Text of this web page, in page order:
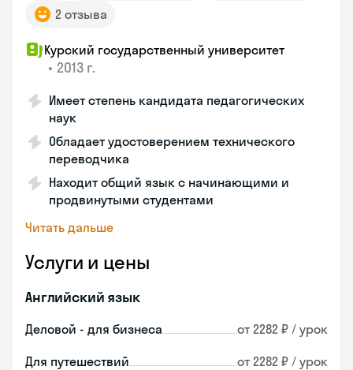
2 отзыва
Курский государственный университет
• 2013 г.
Имеет степень кандидата педагогических
наук
Обладает удостоверением технического
переводчика
Находит общий язык с начинающими и
продвинутыми студентами
Читать дальше
Услуги и цены
Английский язык
Деловой - для бизнеса от 2282 ₽ / урок
Для путешествий от 2282 ₽ / урок